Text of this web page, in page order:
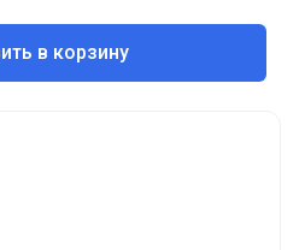
000 цикловКлиматическое
Р 52931; климатическое
3.1 по ГОСТ 15150Техническая
в корзину